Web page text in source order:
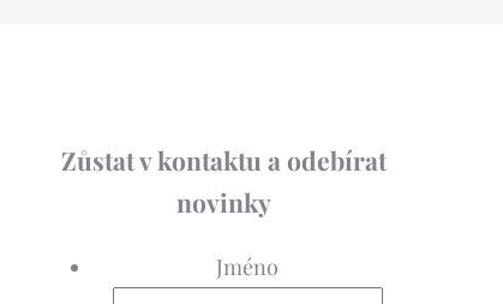
Zůstat v kontaktu a odebírat
novinky
Jméno